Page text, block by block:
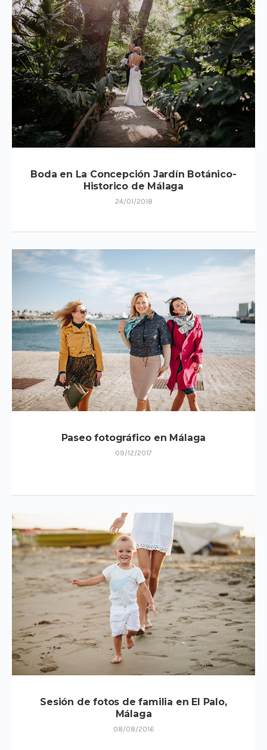
Boda en La Concepción Jardín Botánico-
Historico de Málaga
24/01/2018
Paseo fotográfico en Málaga
09/12/2017
Sesión de fotos de familia en El Palo,
Málaga
08/08/2016